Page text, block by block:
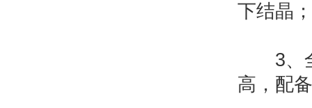
下结晶；
3、全
高，配